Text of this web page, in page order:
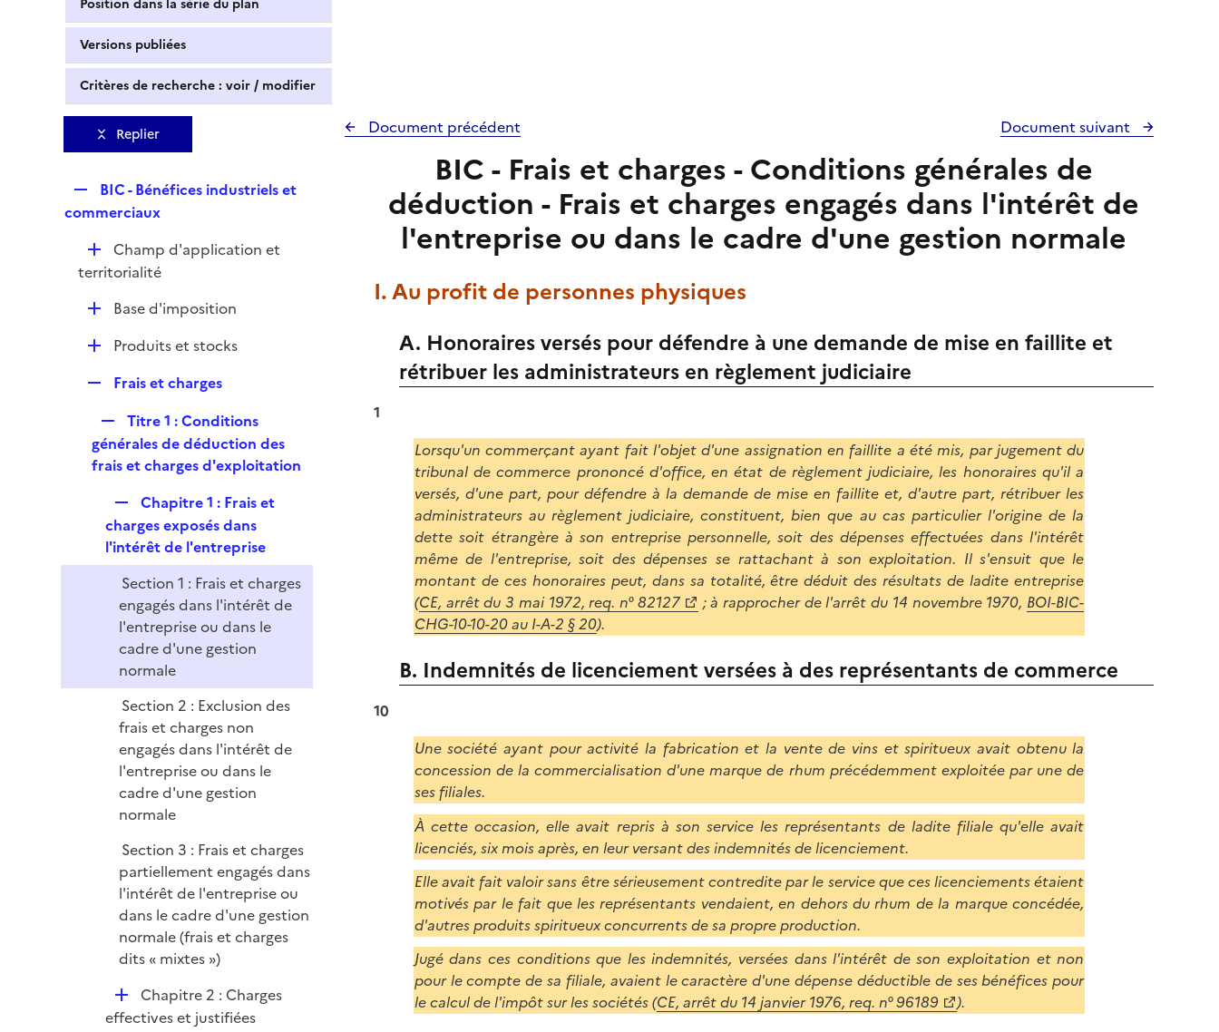
Position dans la série du plan
Versions publiées
Critères de recherche : voir / modifier
Replier
e
l
i
e
r
BIC - Bénéfices industriels et
commerciaux
D
é
Champ d'application et
territorialité
D
e
r
Base d'imposition
D
e
r
Produits et stocks
p
l
i
Frais et charges
e
p
i
e
r
Titre 1 : Conditions
générales de déduction des
frais et charges d'exploitation
e
p
l
i
e
r
Chapitre 1 : Frais et
charges exposés dans
l'intérêt de l'entreprise
Section 1 : Frais et charges
engagés dans l'intérêt de
l'entreprise ou dans le
cadre d'une gestion
normale
Section 2 : Exclusion des
frais et charges non
engagés dans l'intérêt de
l'entreprise ou dans le
cadre d'une gestion
normale
Section 3 : Frais et charges
partiellement engagés dans
l'intérêt de l'entreprise ou
dans le cadre d'une gestion
normale (frais et charges
dits « mixtes »)
D
é
Chapitre 2 : Charges
effectives et justifiées
Document précédent Document suivant
BIC - Frais et charges - Conditions générales de
déduction - Frais et charges engagés dans l'intérêt de
l'entreprise ou dans le cadre d'une gestion normale
I. Au profit de personnes physiques
A. Honoraires versés pour défendre à une demande de mise en faillite et
rétribuer les administrateurs en règlement judiciaire
1
Lorsqu'un commerçant ayant fait l'objet d'une assignation en faillite a été mis, par jugement du
tribunal de commerce prononcé d'office, en état de règlement judiciaire, les honoraires qu'il a
versés, d'une part, pour défendre à la demande de mise en faillite et, d'autre part, rétribuer les
administrateurs au règlement judiciaire, constituent, bien que au cas particulier l'origine de la
dette soit étrangère à son entreprise personnelle, soit des dépenses effectuées dans l'intérêt
même de l'entreprise, soit des dépenses se rattachant à son exploitation. Il s'ensuit que le
montant de ces honoraires peut, dans sa totalité, être déduit des résultats de ladite entreprise
(CE, arrêt du 3 mai 1972, req. n° 82127 ; à rapprocher de l'arrêt du 14 novembre 1970, BOI-BIC-
CHG-10-10-20 au I-A-2 § 20).
B. Indemnités de licenciement versées à des représentants de commerce
10
Une société ayant pour activité la fabrication et la vente de vins et spiritueux avait obtenu la
concession de la commercialisation d'une marque de rhum précédemment exploitée par une de
ses filiales.
À cette occasion, elle avait repris à son service les représentants de ladite filiale qu'elle avait
licenciés, six mois après, en leur versant des indemnités de licenciement.
Elle avait fait valoir sans être sérieusement contredite par le service que ces licenciements étaient
motivés par le fait que les représentants vendaient, en dehors du rhum de la marque concédée,
d'autres produits spiritueux concurrents de sa propre production.
Jugé dans ces conditions que les indemnités, versées dans l'intérêt de son exploitation et non
pour le compte de sa filiale, avaient le caractère d'une dépense déductible de ses bénéfices pour
le calcul de l'impôt sur les sociétés (CE, arrêt du 14 janvier 1976, req. n° 96189 ).